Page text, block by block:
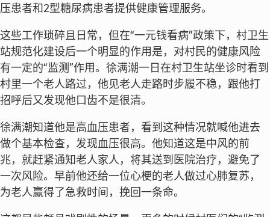
压患者和2型糖尿病患者提供健康管理服务。
这些工作琐碎且日常，但在“一元钱看病”政策下，村卫生
站规范化建设后一个明显的作用是，对村民的健康风险
有一定的“监测”作用。徐满潮一日在村卫生站坐诊时看到
村里一个老人路过，他见老人走路时步履不稳，跟他打
招呼后又发现他口齿不是很清。
徐满潮知道他是高血压患者，看到这种情况就喊他进去
做个基本检查，发现血压很高。他知道这是中风的前
兆，就赶紧通知老人家人，将其送到医院治疗，避免了
一次风险。早前他还给一位心梗的老人做过心肺复苏，
为老人赢得了急救时间，挽回一条命。